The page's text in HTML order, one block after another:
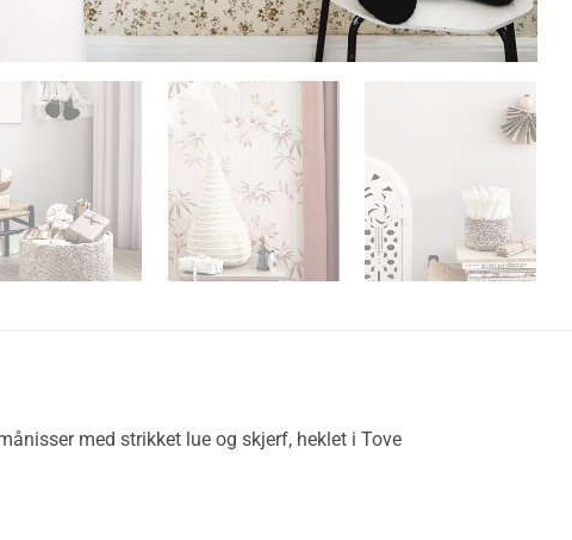
med strikket lue og skjerf, heklet i Tove